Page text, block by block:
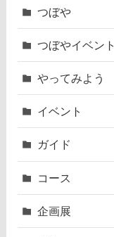
つぼや
つぼやイベント
やってみよう
イベント
ガイド
コース
企画展